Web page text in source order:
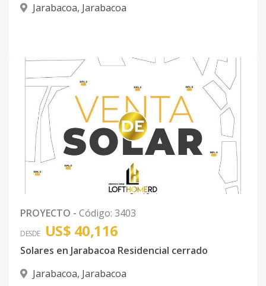
Jarabacoa, Jarabacoa
PROYECTO - Código: 3403
DESDE US$ 40,116
Solares en Jarabacoa Residencial cerrado
Jarabacoa, Jarabacoa